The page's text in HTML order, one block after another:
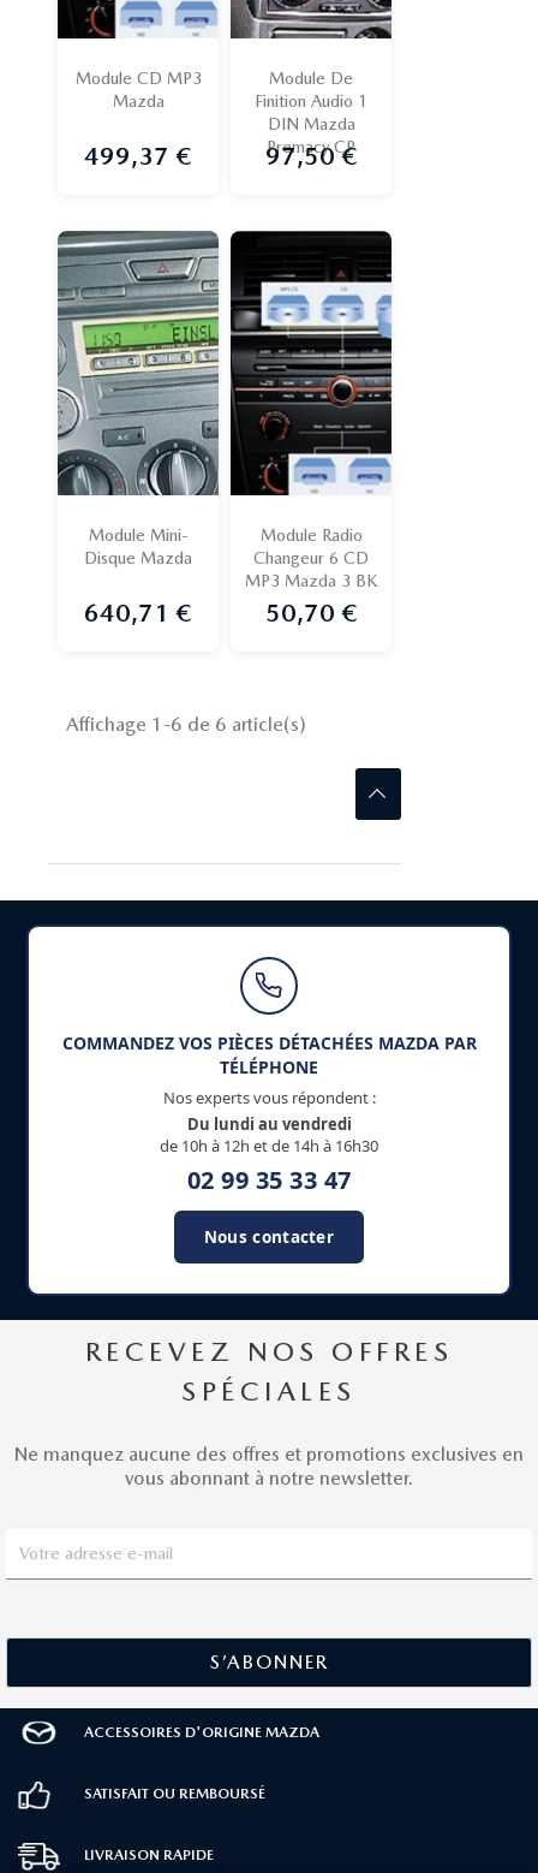
Module CD MP3
Mazda
Prix
499,37 €
Module De
Finition Audio 1
DIN Mazda
Premacy CP
Prix
97,50 €
Module Mini-
Disque Mazda
Prix
640,71 €
Module Radio
Changeur 6 CD
MP3 Mazda 3 BK
Prix
50,70 €
Affichage 1-6 de 6 article(s)
COMMANDEZ VOS PIÈCES DÉTACHÉES MAZDA PAR
TÉLÉPHONE
Nos experts vous répondent :
Du lundi au vendredi
de 10h à 12h et de 14h à 16h30
02 99 35 33 47
Nous contacter
RECEVEZ NOS OFFRES
SPÉCIALES
Ne manquez aucune des offres et promotions exclusives en
vous abonnant à notre newsletter.
ACCESSOIRES D'ORIGINE MAZDA
SATISFAIT OU REMBOURSÉ
LIVRAISON RAPIDE